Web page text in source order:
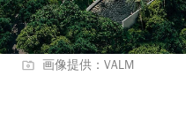
画像提供：VALM